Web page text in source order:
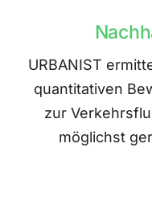
URBANIST
quantitativen
zur
möglichst